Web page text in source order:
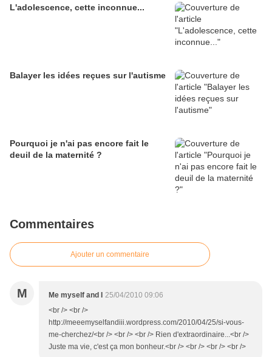
L'adolescence, cette inconnue...
Balayer les idées reçues sur l'autisme
Pourquoi je n'ai pas encore fait le
deuil de la maternité ?
Commentaires
Ajouter un commentaire
M Me myself and I
25/04/2010 09:06
<br /> <br />
http://meeemyselfandiii.wordpress.com/2010/04/25/si-vous-
me-cherchez/<br /> <br /> <br /> Rien d'extraordinaire...<br />
Juste ma vie, c'est ça mon bonheur.<br /> <br /> <br /> <br />